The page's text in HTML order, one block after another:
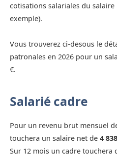
cotisations salariales du
exemple).
Vous trouverez ci-desous le
patronales en 2026 pour un
€.
Salarié cadre
Pour un revenu brut mensuel
touchera un salaire net de 4
Sur 12 mois un cadre touchera